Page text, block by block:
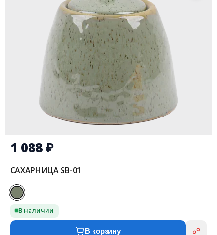
1 088₽
САХАРНИЦА SB-01
В наличии
В корзину